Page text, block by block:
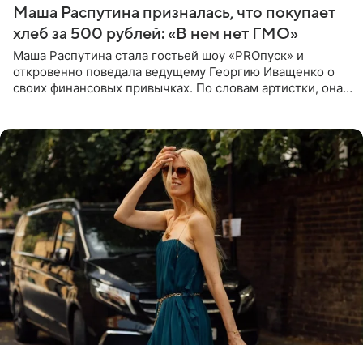
Маша Распутина призналась, что покупает
хлеб за 500 рублей: «В нем нет ГМО»
Маша Распутина стала гостьей шоу «PROпуск» и
откровенно поведала ведущему Георгию Иващенко о
своих финансовых привычках. По словам артистки, она